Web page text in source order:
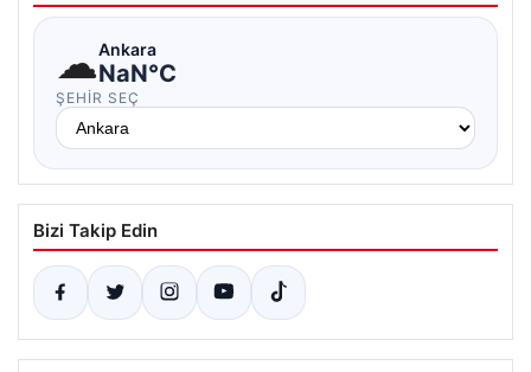
☁Ankara
NaN°C
ŞEHIR SEÇ
Bizi Takip Edin